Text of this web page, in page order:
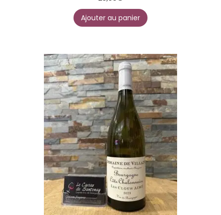
Ajouter au panier